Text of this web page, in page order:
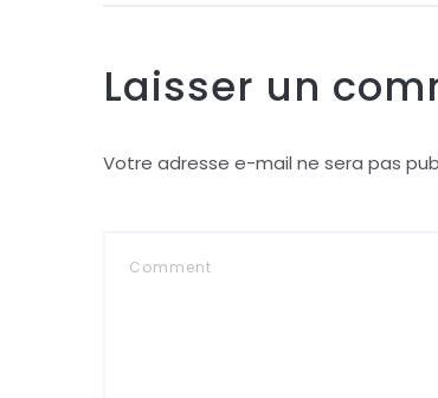
Laisser un
Votre adresse e-mail ne sera pas